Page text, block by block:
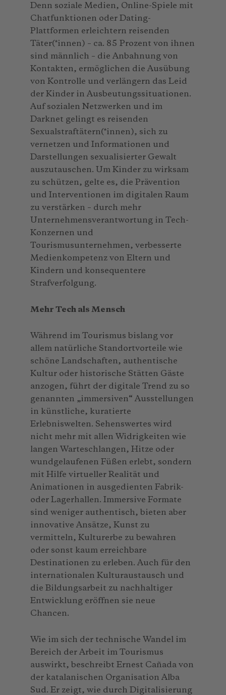
Denn soziale Medien, Online-Spiele mit
Chatfunktionen oder Dating-
Plattformen erleichtern reisenden
Täter(*innen) – ca. 85 Prozent von ihnen
sind männlich – die Anbahnung von
Kontakten, ermöglichen die Ausübung
von Kontrolle und verlängern das Leid
der Kinder in Ausbeutungssituationen.
Auf sozialen Netzwerken und im
Darknet gelingt es reisenden
Sexualstraftätern(*innen), sich zu
vernetzen und Informationen und
Darstellungen sexualisierter Gewalt
auszutauschen. Um Kinder zu wirksam
zu schützen, gelte es, die Prävention
und Interventionen im digitalen Raum
zu verstärken – durch mehr
Unternehmensverantwortung in Tech-
Konzernen und
Tourismusunternehmen, verbesserte
Medienkompetenz von Eltern und
Kindern und konsequentere
Strafverfolgung.
Mehr Tech als Mensch
Während im Tourismus bislang vor
allem natürliche Standortvorteile wie
schöne Landschaften, authentische
Kultur oder historische Stätten Gäste
anzogen, führt der digitale Trend zu so
genannten „immersiven“ Ausstellungen
in künstliche, kuratierte
Erlebniswelten. Sehenswertes wird
nicht mehr mit allen Widrigkeiten wie
langen Warteschlangen, Hitze oder
wundgelaufenen Füßen erlebt, sondern
mit Hilfe virtueller Realität und
Animationen in ausgedienten Fabrik-
oder Lagerhallen. Immersive Formate
sind weniger authentisch, bieten aber
innovative Ansätze, Kunst zu
vermitteln, Kulturerbe zu bewahren
oder sonst kaum erreichbare
Destinationen zu erleben. Auch für den
internationalen Kulturaustausch und
die Bildungsarbeit zu nachhaltiger
Entwicklung eröffnen sie neue
Chancen.
Wie im sich der technische Wandel im
Bereich der Arbeit im Tourismus
auswirkt, beschreibt Ernest Cañada von
der katalanischen Organisation Alba
Sud. Er zeigt, wie durch Digitalisierung